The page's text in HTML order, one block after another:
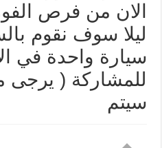
ليلا سوف نقوم
سيارة واحدة في
للمشاركة (
سيتم